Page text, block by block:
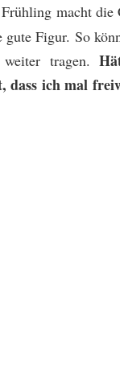
macht die
gute Figur. So
tragen.
dass ich mal